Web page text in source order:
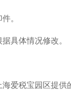
。
具体情况修改。
爱税宝园区提供